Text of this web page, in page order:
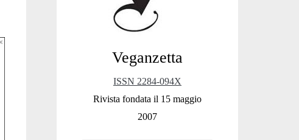
Veganzetta
ISSN 2284-094X
Rivista fondata il 15 maggio
2007